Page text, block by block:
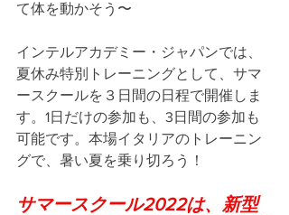
て体を動かそう〜
インテルアカデミー・ジャパンでは、
夏休み特別トレーニングとして、サマ
ースクールを３日間の日程で開催しま
す。1日だけの参加も、3日間の参加も
可能です。本場イタリアのトレーニン
グで、暑い夏を乗り切ろう！
サマースクール2022は、新型